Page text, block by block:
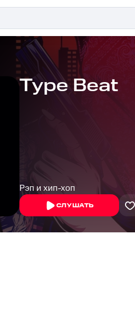
Type Beat
Рэп и хип-хоп
СЛУШАТЬ